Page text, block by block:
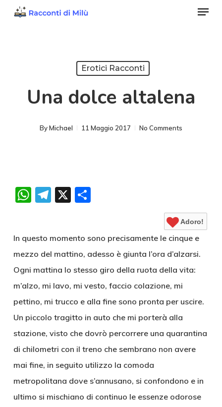
Menu
Erotici Racconti
Una dolce altalena
ByMichael 11 Maggio 2017 No Comments
WhatsApp
Telegram
X Condividi
Adoro!
In questo momento sono precisamente le cinque e
mezzo del mattino, adesso è giunta l’ora d’alzarsi.
Ogni mattina lo stesso giro della ruota della vita:
m’alzo, mi lavo, mi vesto, faccio colazione, mi
pettino, mi trucco e alla fine sono pronta per uscire.
Un piccolo tragitto in auto che mi porterà alla
stazione, visto che dovrò percorrere una quarantina
di chilometri con il treno che sembrano non avere
mai fine, in seguito utilizzo la comoda
metropolitana dove s’annusano, si confondono e in
ultimo si mischiano di continuo le essenze odorose